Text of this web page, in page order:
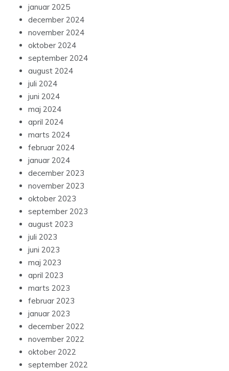
januar 2025
december 2024
november 2024
oktober 2024
september 2024
august 2024
juli 2024
juni 2024
maj 2024
april 2024
marts 2024
februar 2024
januar 2024
december 2023
november 2023
oktober 2023
september 2023
august 2023
juli 2023
juni 2023
maj 2023
april 2023
marts 2023
februar 2023
januar 2023
december 2022
november 2022
oktober 2022
september 2022